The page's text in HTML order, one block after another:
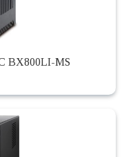
BX800LI-MS